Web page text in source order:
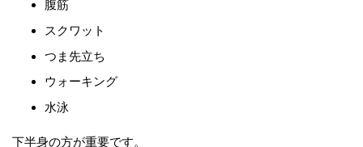
腹筋
スクワット
つま先立ち
ウォーキング
水泳
下半身の方が重要です。